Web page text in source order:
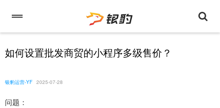
如何设置批发商贸的小程序多级售价？
银豹运营-YF 2025-07-28
问题：